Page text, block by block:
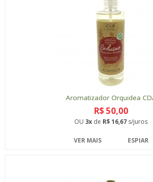
Aromatizador Orquidea
R$ 50,00
OU 3x de R$ 16,67 s/juros
VER MAIS ESPIAR